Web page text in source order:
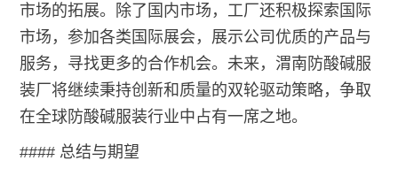
市场的拓展。除了国内市场，工厂还积极探索国际
市场，参加各类国际展会，展示公司优质的产品与
服务，寻找更多的合作机会。未来，渭南防酸碱服
装厂将继续秉持创新和质量的双轮驱动策略，争取
在全球防酸碱服装行业中占有一席之地。
#### 总结与期望